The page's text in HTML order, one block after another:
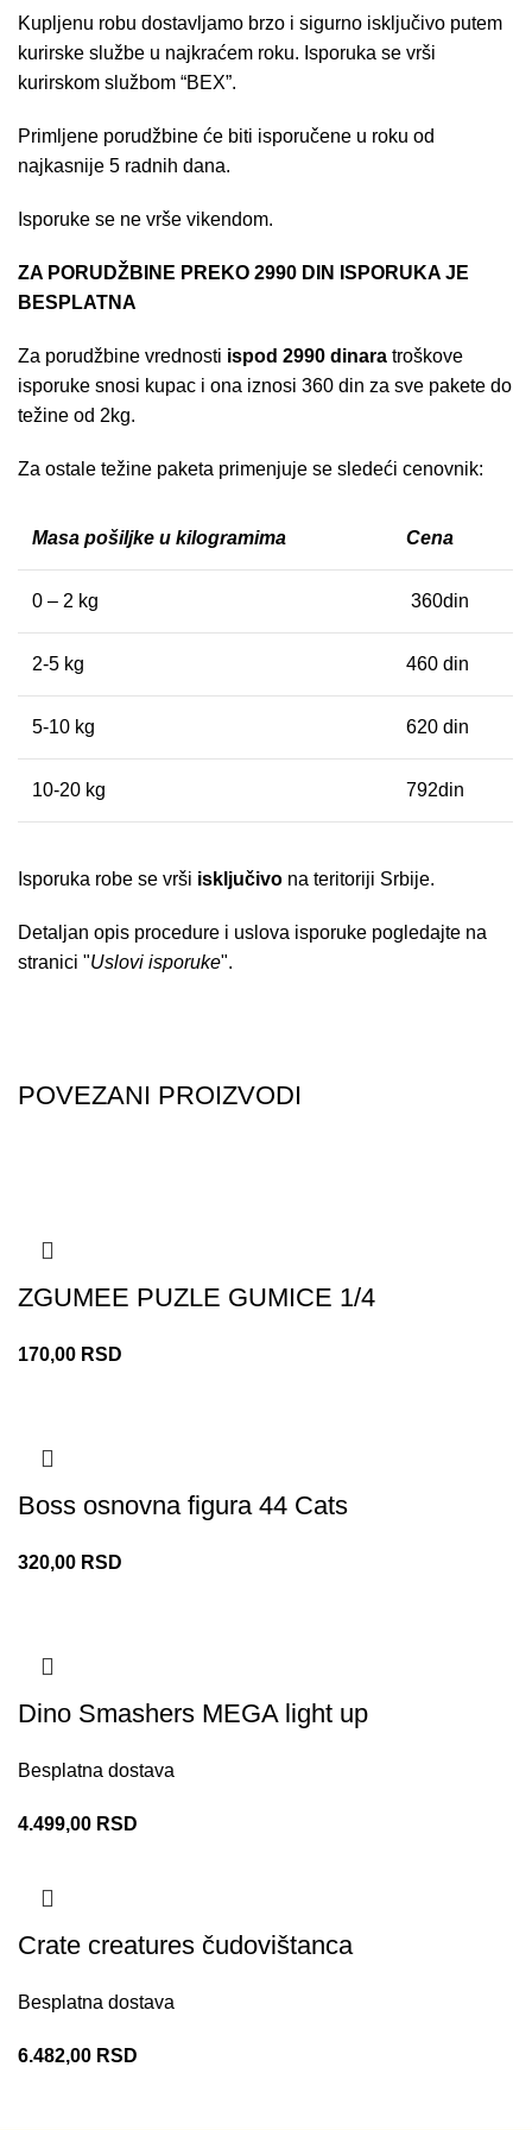
Kupljenu robu dostavljamo brzo i sigurno isključivo putem
kurirske službe u najkraćem roku. Isporuka se vrši
kurirskom službom “BEX”.
Primljene porudžbine će biti isporučene u roku od
najkasnije 5 radnih dana.
Isporuke se ne vrše vikendom.
ZA PORUDŽBINE PREKO 2990 DIN ISPORUKA JE
BESPLATNA
Za porudžbine vrednosti ispod 2990 dinara troškove
isporuke snosi kupac i ona iznosi 360 din za sve pakete do
težine od 2kg.
Za ostale težine paketa primenjuje se sledeći cenovnik:
Masa pošiljke u kilogramima Cena
0 – 2 kg 360din
2-5 kg 460 din
5-10 kg 620 din
10-20 kg 792din
Isporuka robe se vrši isključivo na teritoriji Srbije.
Detaljan opis procedure i uslova isporuke pogledajte na
stranici "Uslovi isporuke".
POVEZANI PROIZVODI
ZGUMEE PUZLE GUMICE 1/4
170,00 RSD
Boss osnovna figura 44 Cats
320,00 RSD
Dino Smashers MEGA light up
Besplatna dostava
4.499,00 RSD
Crate creatures čudovištanca
Besplatna dostava
6.482,00 RSD